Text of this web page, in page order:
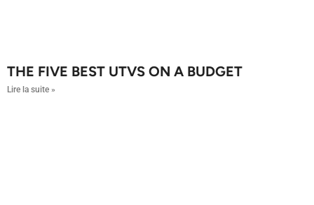
THE FIVE BEST UTVS ON A BUDGET
Lire la suite »